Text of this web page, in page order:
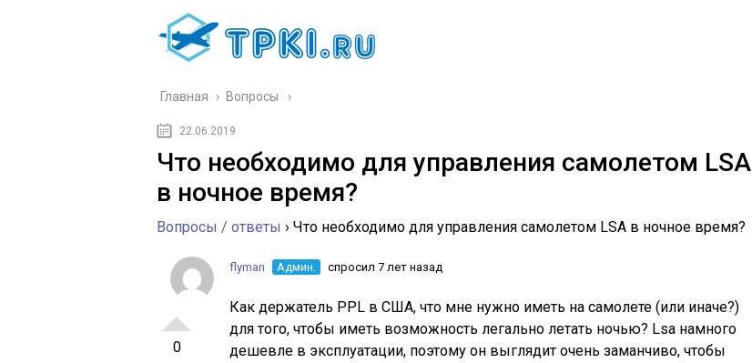
Главная › Вопросы
22.06.2019
Что необходимо для управления самолетом LSA
в ночное время?
Вопросы / ответы › Что необходимо для управления самолетом LSA в ночное время?
0
flyman Админ. спросил 7 лет назад
Как держатель PPL в США, что мне нужно иметь на самолете (или иначе?)
для того, чтобы иметь возможность легально летать ночью? Lsa намного
дешевле в эксплуатации, поэтому он выглядит очень заманчиво, чтобы